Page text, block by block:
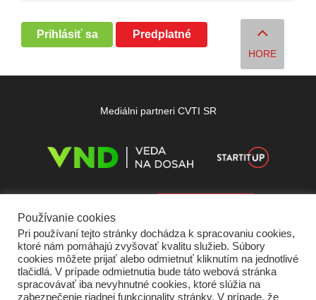
Prihlásiť sa Predplatné
HORE
Mediálni partneri CVTI SR
Používanie cookies
Pri používaní tejto stránky dochádza k spracovaniu cookies,
ktoré nám pomáhajú zvyšovať kvalitu služieb. Súbory
cookies môžete prijať alebo odmietnuť kliknutím na jednotlivé
tlačidlá. V prípade odmietnutia bude táto webová stránka
spracovávať iba nevyhnutné cookies, ktoré slúžia na
zabezpečenie riadnej funkcionality stránky. V prípade, že